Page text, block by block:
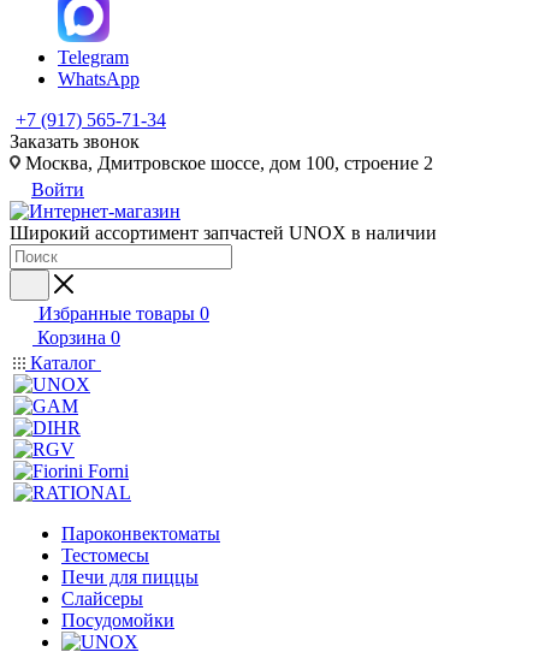
Telegram
WhatsApp
+7 (917) 565-71-34
Заказать звонок
Москва, Дмитровское шоссе, дом 100, строение 2
Войти
Широкий ассортимент запчастей UNOX в наличии
Избранные товары 0
Корзина 0
Каталог
Пароконвектоматы
Тестомесы
Печи для пиццы
Слайсеры
Посудомойки